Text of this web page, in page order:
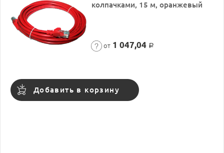
колпачками, 15 м, оранжевый
от 1 047,04 Р
Добавить в корзину